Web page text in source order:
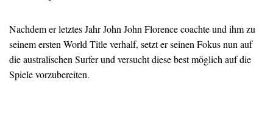
Nachdem er letztes Jahr John John Florence coachte und ihm zu
seinem ersten World Title verhalf, setzt er seinen Fokus nun auf
die australischen Surfer und versucht diese best möglich auf die
Spiele vorzubereiten.